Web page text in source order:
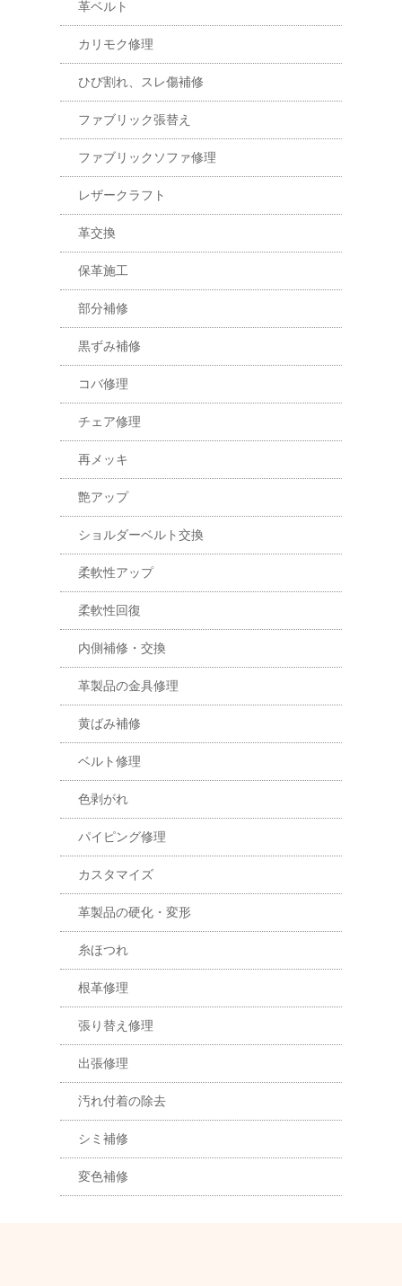
革ベルト
カリモク修理
ひび割れ、スレ傷補修
ファブリック張替え
ファブリックソファ修理
レザークラフト
革交換
保革施工
部分補修
黒ずみ補修
コバ修理
チェア修理
再メッキ
艶アップ
ショルダーベルト交換
柔軟性アップ
柔軟性回復
内側補修・交換
革製品の金具修理
黄ばみ補修
ベルト修理
色剥がれ
パイピング修理
カスタマイズ
革製品の硬化・変形
糸ほつれ
根革修理
張り替え修理
出張修理
汚れ付着の除去
シミ補修
変色補修